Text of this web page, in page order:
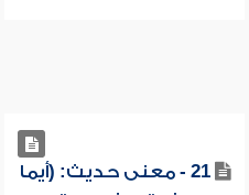
21 - معنى حديث: (أيما